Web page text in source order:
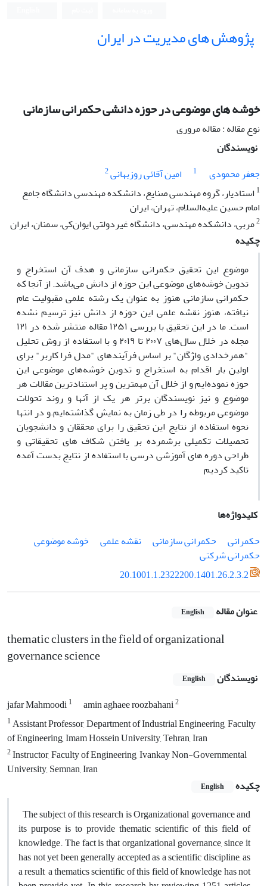
پژوهش های مدیریت در ایران
خوشه های موضوعی در حوزه دانشی حکمرانی سازمانی
نوع مقاله : مقاله مروری
نویسندگان
جعفر محمودی
1 امین آقائی روزبهانی2
1 استادیار، گروه مهندسی صنایع، دانشکده مهندسی دانشگاه جامع
امام حسین علیه‌السلام، تهران، ایران
2مربی، دانشکده مهندسی، دانشگاه غیردولتی ایوان‌کی، سمنان، ایران
چکیده
موضوع این تحقیق حکمرانی سازمانی و هدف آن استخراج و
تدوین خوشه‌های موضوعی این حوزه از دانش می‌باشد. از آنجا که
حکمرانی سازمانی هنوز به عنوان یک رشته علمی مقبولیت عام
نیافته، هنوز نقشه علمی این حوزه از دانش نیز ترسیم نشده
است. ما در این تحقیق با بررسی ۱۲۵۱ مقاله منتشر شده در ۱۲۱
مجله در خلال سال‌های ۲۰۰۷ تا ۲۰۱۹ و با استفاده از روش تحلیل
"همرخدادی واژگان" بر اساس فرآیندهای "مدل فرا کاربر" برای
اولین بار اقدام به استخراج و تدوین خوشه‌های موضوعی این
حوزه نموده‌ایم و از خلال آن مهمترین و پر استنادترین مقالات هر
موضوع و نیز نویسندگان برتر هر یک از آنها و روند تحولات
موضوعی مربوطه را در طی زمان به نمایش گذاشته‌ایم.و در انتها
نحوه استفاده از نتایج این تحقیق را برای محققان و دانشجویان
تحصیلات تکمیلی برشمرده بر یافتن شکاف های تحقیقاتی و
طراحی دوره های آموزشی درسی با استفاده از نتایج بدست آمده
تاکید کردیم
کلیدواژه‌ها
حکمرانی
حکمرانی سازمانی نقشه علمی
خوشه موضوعی
حکمرانی شرکتی
20.1001.1.2322200.1401.26.2.3.2
عنوان مقاله English
thematic clusters in the field of organizational
governance science
نویسندگان English
jafar Mahmoodi1 amin aghaee roozbahani2
1Assistant Professor, Department of Industrial Engineering, Faculty
of Engineering, Imam Hossein University, Tehran, Iran
2Instructor, Faculty of Engineering, Ivankay Non-Governmental
University, Semnan, Iran
چکیده
English
The subject of this research is Organizational governance and
its purpose is to provide thematic scientific of this field of
knowledge. The fact is that organizational governance, since it
has not yet been generally accepted as a scientific discipline, as
a result, a thematics scientific of this field of knowledge has not